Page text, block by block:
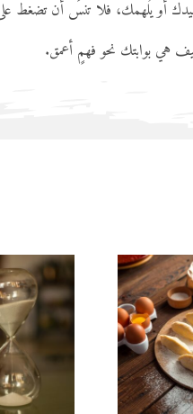
أو يُلهمك، فلا تنسَ أن تضغط على
هي بوابتك نحو فهمٍ أعمق.